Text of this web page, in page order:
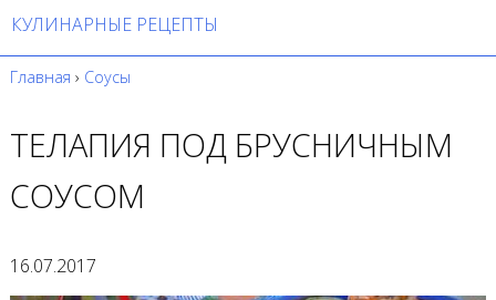
КУЛИНАРНЫЕ РЕЦЕПТЫ
Главная › Соусы
ТЕЛАПИЯ ПОД БРУСНИЧНЫМ
СОУСОМ
16.07.2017